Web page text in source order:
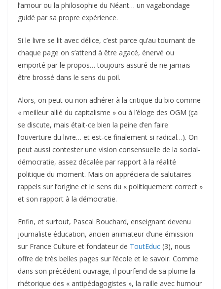
l’amour ou la philosophie du Néant… un vagabondage
guidé par sa propre expérience.
Si le livre se lit avec délice, c’est parce qu’au tournant de
chaque page on s’attend à être agacé, énervé ou
emporté par le propos… toujours assuré de ne jamais
être brossé dans le sens du poil.
Alors, on peut ou non adhérer à la critique du bio comme
« meilleur allié du capitalisme » ou à l’éloge des OGM (ça
se discute, mais était-ce bien la peine d’en faire
l’ouverture du livre… et est-ce finalement si radical…). On
peut aussi contester une vision consensuelle de la social-
démocratie, assez décalée par rapport à la réalité
politique du moment. Mais on appréciera de salutaires
rappels sur l’origine et le sens du « politiquement correct »
et son rapport à la démocratie.
Enfin, et surtout, Pascal Bouchard, enseignant devenu
journaliste éducation, ancien animateur d’une émission
sur France Culture et fondateur de ToutEduc (3), nous
offre de très belles pages sur l’école et le savoir. Comme
dans son précédent ouvrage, il pourfend de sa plume la
rhétorique des « antipédagogistes », la raille avec humour